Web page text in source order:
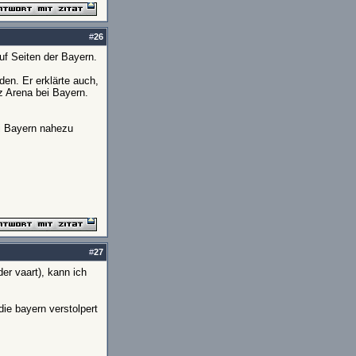
#26
Seiten der Bayern.
Er erklärte auch,
Arena bei Bayern.
Bayern nahezu
#27
vaart), kann ich
bayern verstolpert